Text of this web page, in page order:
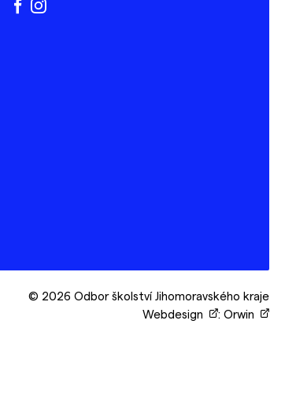
facebook
instagram
© 2026 Odbor školství Jihomoravského kraje
Webdesign
: Orwin